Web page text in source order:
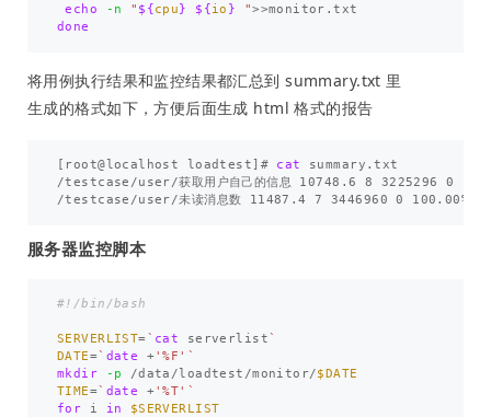
echo
-n " ${cpu} ${io } ">>
done
将用例执行结果和监控结果都汇总到 summary.txt 里
生成的格式如下，方便后面生成 html 格式的报告
root@localhost loadtest]# cat summary.txt
/testcase/user/获取用户自己的信息 10748.6 8 3225296 0
服务器监控脚本
#!/bin/bash
SERVERLIST=` cat serverlist`
DATE=` date +'%F' `
mkdir
-p /data/loadtest/monitor/$DATE
TIME=` date +'%T' `
for
i in
$SERVERLIST